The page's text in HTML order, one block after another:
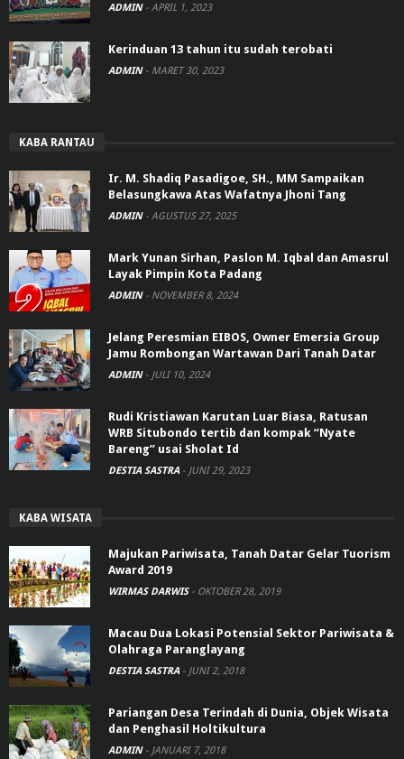
ADMIN - APRIL 1, 2023
Kerinduan 13 tahun itu sudah terobati
ADMIN - MARET 30, 2023
KABA RANTAU
Ir. M. Shadiq Pasadigoe, SH., MM Sampaikan
Belasungkawa Atas Wafatnya Jhoni Tang
ADMIN - AGUSTUS 27, 2025
Mark Yunan Sirhan, Paslon M. Iqbal dan Amasrul
Layak Pimpin Kota Padang
ADMIN - NOVEMBER 8, 2024
Jelang Peresmian EIBOS, Owner Emersia Group
Jamu Rombongan Wartawan Dari Tanah Datar
ADMIN - JULI 10, 2024
Rudi Kristiawan Karutan Luar Biasa, Ratusan
WRB Situbondo tertib dan kompak “Nyate
Bareng” usai Sholat Id
DESTIA SASTRA - JUNI 29, 2023
KABA WISATA
Majukan Pariwisata, Tanah Datar Gelar Tuorism
Award 2019
WIRMAS DARWIS - OKTOBER 28, 2019
Macau Dua Lokasi Potensial Sektor Pariwisata &
Olahraga Paranglayang
DESTIA SASTRA - JUNI 2, 2018
Pariangan Desa Terindah di Dunia, Objek Wisata
dan Penghasil Holtikultura
ADMIN - JANUARI 7, 2018